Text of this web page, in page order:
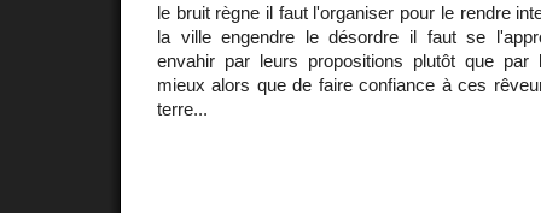
le bruit règne il faut l'organiser pour le rendre
la ville engendre le désordre il faut se
envahir par leurs propositions plutôt que par
mieux alors que de faire confiance à ces
terre...